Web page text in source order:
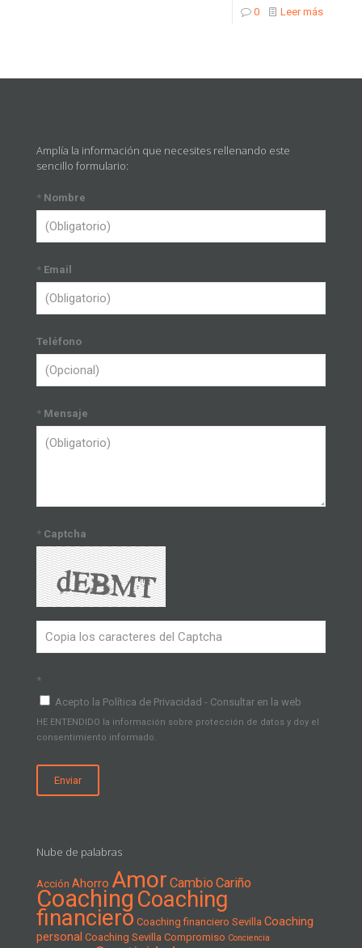
0 Leer más
Amplía la información que necesites rellenando este
sencillo formulario:
* Nombre
* Email
Teléfono
* Mensaje
* Captcha
*
Acepto la Política de Privacidad - Consultar en la web
HE ENTENDIDO la información sobre protección de datos y doy el
consentimiento informado.
Nube de palabras
Acción Ahorro Amor Cambio Cariño
Coaching Coaching
financiero Coaching financiero Sevilla Coaching
personal Coaching Sevilla Compromiso Conciencia